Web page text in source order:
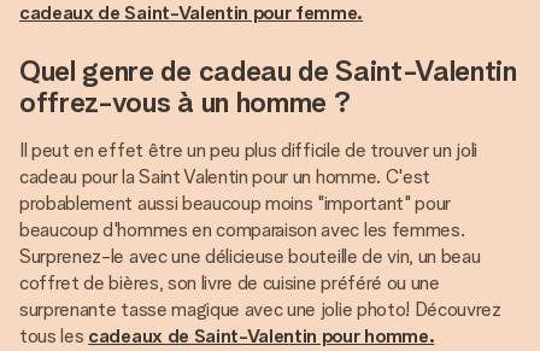
cadeaux de Saint-Valentin pour femme.
Quel genre de cadeau de Saint-Valentin
offrez-vous à un homme ?
Il peut en effet être un peu plus difficile de trouver un joli
cadeau pour la Saint Valentin pour un homme. C'est
probablement aussi beaucoup moins "important" pour
beaucoup d'hommes en comparaison avec les femmes.
Surprenez-le avec une délicieuse bouteille de vin, un beau
coffret de bières, son livre de cuisine préféré ou une
surprenante tasse magique avec une jolie photo! Découvrez
tous les cadeaux de Saint-Valentin pour homme.